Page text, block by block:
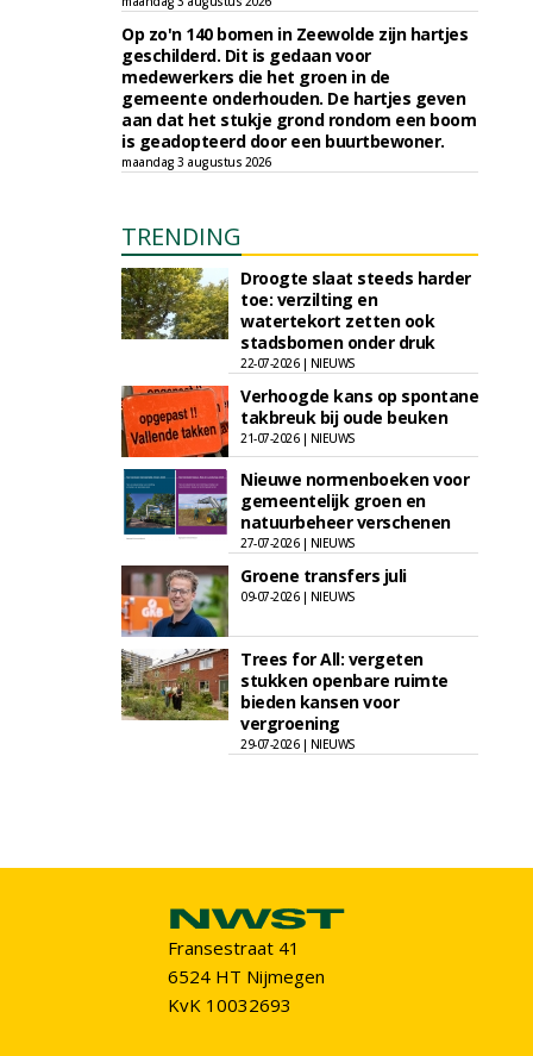
Op zo'n 140 bomen in Zeewolde zijn hartjes
geschilderd. Dit is gedaan voor
medewerkers die het groen in de
gemeente onderhouden. De hartjes geven
aan dat het stukje grond rondom een boom
is geadopteerd door een buurtbewoner.
maandag 3 augustus 2026
TRENDING
Droogte slaat steeds harder
toe: verzilting en
watertekort zetten ook
stadsbomen onder druk
22-07-2026 | NIEUWS
Verhoogde kans op spontane
takbreuk bij oude beuken
21-07-2026 | NIEUWS
Nieuwe normenboeken voor
gemeentelijk groen en
natuurbeheer verschenen
27-07-2026 | NIEUWS
Groene transfers juli
09-07-2026 | NIEUWS
Trees for All: vergeten
stukken openbare ruimte
bieden kansen voor
vergroening
29-07-2026 | NIEUWS
Fransestraat 41
6524 HT Nijmegen
KvK 10032693